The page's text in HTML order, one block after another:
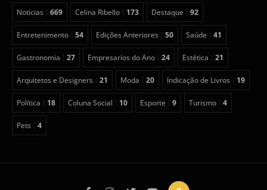
Notícias 669 Celina Ribello 173 Destaque 92
Entretenimento 54 Edições Anteriores 50 Saúde 41
Gastronomia 27 Empresarios do Ano 24 Estética 21
Arquitetos e Designers 21 Moda 20 Indicação de Livros 19
Política 18 Coluna Social 10 Esporte 9 Turismo 4
Pets 4